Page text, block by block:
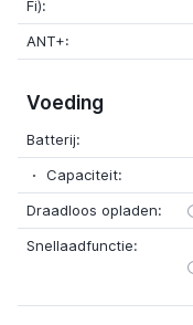
Fi):
ANT+:
Voeding
Batterij:
Capaciteit:
Draadloos opladen:
Snellaadfunctie: